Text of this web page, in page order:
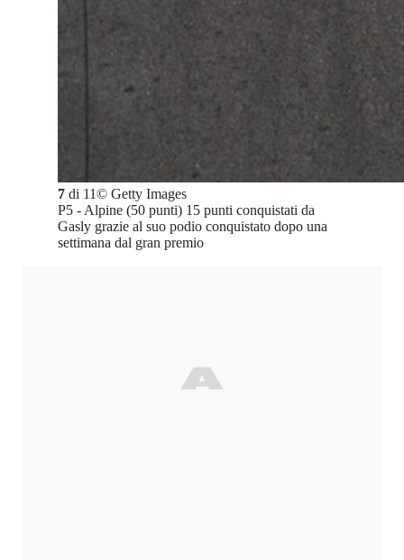
7 di 11© Getty Images
P5 - Alpine (50 punti) 15 punti conquistati da
Gasly grazie al suo podio conquistato dopo una
settimana dal gran premio